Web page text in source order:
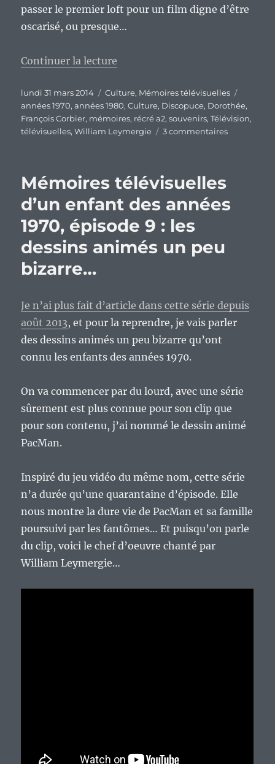
passer le premier loft pour un film digne d’être
oscarisé, ou presque…
Continuer la lecture
Publié
le
lundi 31 mars 2014 Catégories
Culture, Mémoires télévisuelles
années 1970,années 1980,Culture, Discopuce, Dorothée,
François Corbier, mémoires, récré a2,souvenirs,Télévision,
télévisuelles,William Leymergie 3 commentairessur
années
Mémoires télévisuelles
d’un enfant des années
1970, épisode 9 : les
dessins animés un peu
bizarre…
Je n’ai plus fait d’article dans cette série depuis
août 2013, et pour la reprendre, je vais parler
des dessins animés un peu bizarre qu’ont
connu les enfants des années 1970.
On va commencer par du lourd, avec une série
sûrement est plus connue pour son clip que
pour son contenu, j’ai nommé le dessin animé
PacMan.
Inspiré du jeu vidéo du même nom, cette série
n’a durée qu’une quarantaine d’épisode. Elle
nous montre la dure vie de PacMan et sa famille
poursuivi par les fantômes… Et puisqu’on parle
du clip, voici le chef d’oeuvre chanté par
William Leymergie…